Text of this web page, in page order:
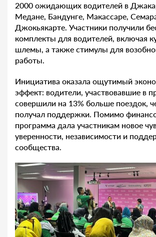
2000 ожидающих водителей в
Медане, Бандунге, Макассаре,
Джокьякарте. Участники получили
комплекты для водителей, включая
шлемы, а также стимулы для
работы.
Инициатива оказала ощутимый
эффект: водители, участвовавшие в
совершили на 13% больше поездок,
получал поддержки. Помимо
программа дала участникам новое
уверенности, независимости и
сообщества.